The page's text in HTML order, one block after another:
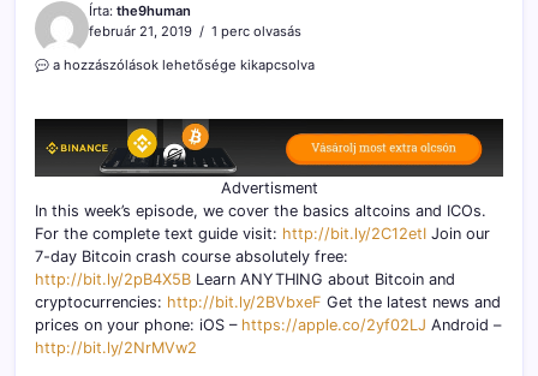
Írta: the9human
február 21, 2019
1 perc olvasás
Altcoins
Explained
bejegyzéshez
a hozzászólások lehetősége kikapcsolva
Advertisment
In this week’s episode, we cover the basics altcoins and ICOs.
For the complete text guide visit: http://bit.ly/2C12etI Join our
7-day Bitcoin crash course absolutely free:
http://bit.ly/2pB4X5B Learn ANYTHING about Bitcoin and
cryptocurrencies: http://bit.ly/2BVbxeF Get the latest news and
prices on your phone: iOS – https://apple.co/2yf02LJ Android –
http://bit.ly/2NrMVw2